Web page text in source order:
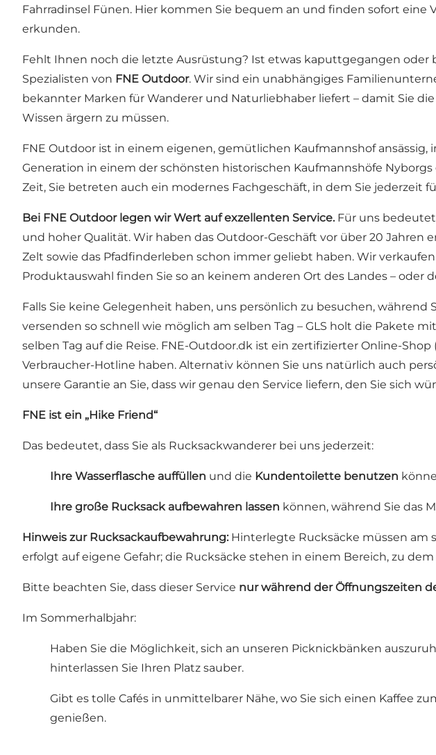
Fahrradinsel Fünen. Hier kommen Sie bequem an und finden sofort eine
erkunden.
Fehlt Ihnen noch die letzte Ausrüstung? Ist etwas kaputtgegangen oder
Spezialisten von FNE Outdoor. Wir sind ein unabhängiges
bekannter Marken für Wanderer und Naturliebhaber liefert – damit Sie
Wissen ärgern zu müssen.
FNE Outdoor ist in einem eigenen, gemütlichen Kaufmannshof
Generation in einem der schönsten historischen Kaufmannshöfe
Zeit, Sie betreten auch ein modernes Fachgeschäft, in dem Sie
Bei FNE Outdoor legen wir Wert auf exzellenten Service. Für uns
und hoher Qualität. Wir haben das Outdoor-Geschäft vor über 20
Zelt sowie das Pfadfinderleben schon immer geliebt haben. Wir
Produktauswahl finden Sie so an keinem anderen Ort des Landes – oder
Falls Sie keine Gelegenheit haben, uns persönlich zu besuchen,
versenden so schnell wie möglich am selben Tag – GLS holt die Pakete
selben Tag auf die Reise. FNE-Outdoor.dk ist ein zertifizierter Online-
Verbraucher-Hotline haben. Alternativ können Sie uns natürlich auch
unsere Garantie an Sie, dass wir genau den Service liefern, den Sie sich
FNE ist ein „Hike Friend“
Das bedeutet, dass Sie als Rucksackwanderer bei uns jederzeit:
Ihre Wasserflasche auffüllen und die Kundentoilette benutzen
Ihre große Rucksack aufbewahren lassen können, während Sie das
Hinweis zur Rucksackaufbewahrung: Hinterlegte Rucksäcke müssen am
erfolgt auf eigene Gefahr; die Rucksäcke stehen in einem Bereich, zu
Bitte beachten Sie, dass dieser Service nur während der Öffnungszeiten
Im Sommerhalbjahr:
Haben Sie die Möglichkeit, sich an unseren Picknickbänken
hinterlassen Sie Ihren Platz sauber.
Gibt es tolle Cafés in unmittelbarer Nähe, wo Sie sich einen Kaffee
genießen.